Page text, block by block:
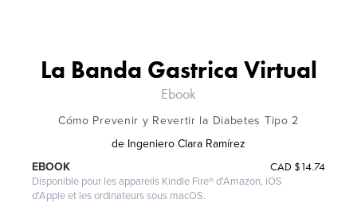
La Banda Gastrica Virtual
Ebook
Cómo Prevenir y Revertir la Diabetes Tipo 2
de Ingeniero Clara Ramírez
CAD $14.74
EBOOK
Disponible pour les appareils Kindle Fire® d'Amazon, iOS
d'Apple et les ordinateurs sous macOS.